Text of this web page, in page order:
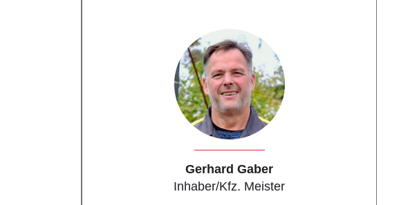
Gerhard Gaber
Inhaber/Kfz. Meister